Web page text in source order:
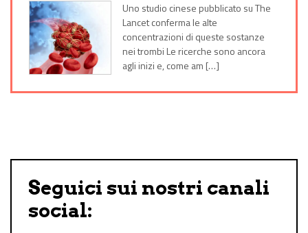
Uno studio cinese pubblicato su The
Lancet conferma le alte
concentrazioni di queste sostanze
nei trombi Le ricerche sono ancora
agli inizi e, come am […]
Seguici sui nostri canali
social: